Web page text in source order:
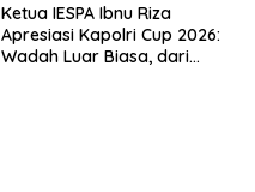
Ketua IESPA Ibnu Riza
Apresiasi Kapolri Cup 2026:
Wadah Luar Biasa, dari